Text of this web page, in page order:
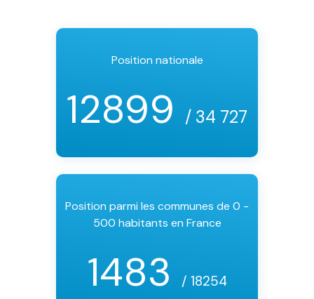
Position nationale
12899 / 34 727
Position parmi les communes de 0 -
500 habitants en France
1483 / 18254